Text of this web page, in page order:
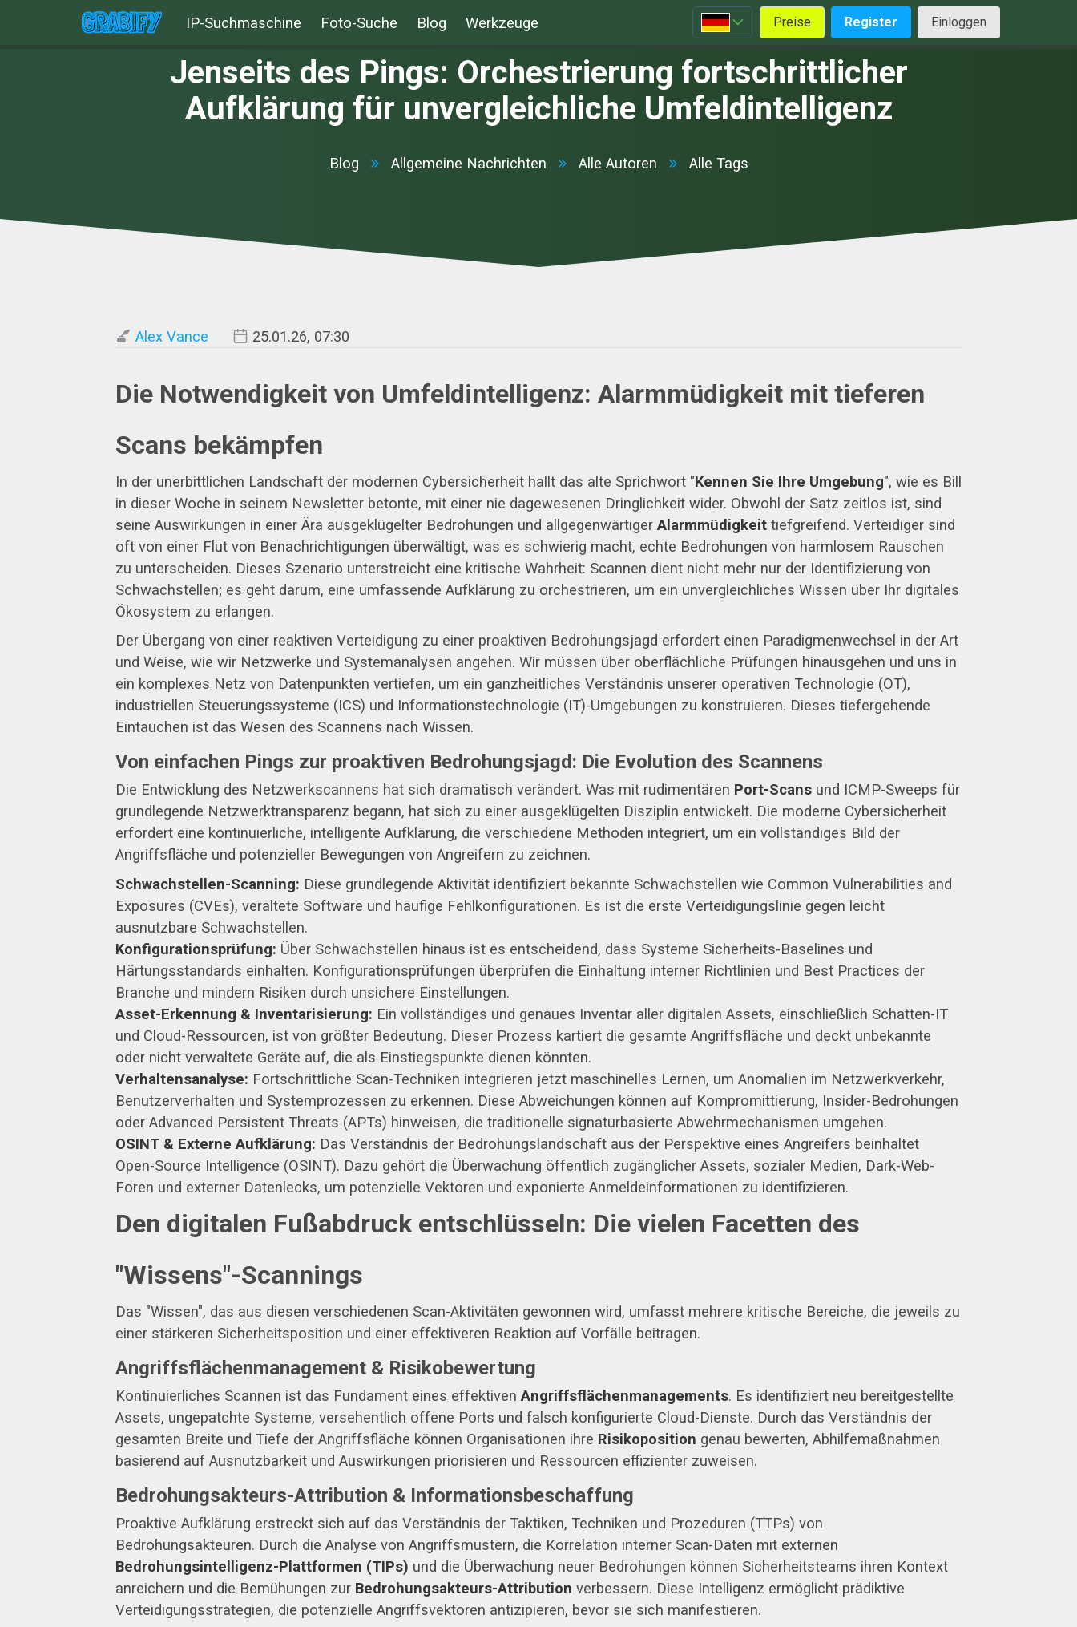
IP-Suchmaschine Foto-Suche Blog Werkzeuge Preise Register Einloggen
Jenseits des Pings: Orchestrierung fortschrittlicher
Aufklärung für unvergleichliche Umfeldintelligenz
Blog Allgemeine Nachrichten Alle Autoren Alle Tags
Alex Vance 25.01.26, 07:30
Die Notwendigkeit von Umfeldintelligenz: Alarmmüdigkeit mit tieferen
Scans bekämpfen
In der unerbittlichen Landschaft der modernen Cybersicherheit hallt das alte Sprichwort "Kennen Sie Ihre Umgebung", wie es Bill
in dieser Woche in seinem Newsletter betonte, mit einer nie dagewesenen Dringlichkeit wider. Obwohl der Satz zeitlos ist, sind
seine Auswirkungen in einer Ära ausgeklügelter Bedrohungen und allgegenwärtiger Alarmmüdigkeit tiefgreifend. Verteidiger sind
oft von einer Flut von Benachrichtigungen überwältigt, was es schwierig macht, echte Bedrohungen von harmlosem Rauschen
zu unterscheiden. Dieses Szenario unterstreicht eine kritische Wahrheit: Scannen dient nicht mehr nur der Identifizierung von
Schwachstellen; es geht darum, eine umfassende Aufklärung zu orchestrieren, um ein unvergleichliches Wissen über Ihr digitales
Ökosystem zu erlangen.
Der Übergang von einer reaktiven Verteidigung zu einer proaktiven Bedrohungsjagd erfordert einen Paradigmenwechsel in der Art
und Weise, wie wir Netzwerke und Systemanalysen angehen. Wir müssen über oberflächliche Prüfungen hinausgehen und uns in
ein komplexes Netz von Datenpunkten vertiefen, um ein ganzheitliches Verständnis unserer operativen Technologie (OT),
industriellen Steuerungssysteme (ICS) und Informationstechnologie (IT)-Umgebungen zu konstruieren. Dieses tiefergehende
Eintauchen ist das Wesen des Scannens nach Wissen.
Von einfachen Pings zur proaktiven Bedrohungsjagd: Die Evolution des Scannens
Die Entwicklung des Netzwerkscannens hat sich dramatisch verändert. Was mit rudimentären Port-Scans und ICMP-Sweeps für
grundlegende Netzwerktransparenz begann, hat sich zu einer ausgeklügelten Disziplin entwickelt. Die moderne Cybersicherheit
erfordert eine kontinuierliche, intelligente Aufklärung, die verschiedene Methoden integriert, um ein vollständiges Bild der
Angriffsfläche und potenzieller Bewegungen von Angreifern zu zeichnen.
Schwachstellen-Scanning: Diese grundlegende Aktivität identifiziert bekannte Schwachstellen wie Common Vulnerabilities and
Exposures (CVEs), veraltete Software und häufige Fehlkonfigurationen. Es ist die erste Verteidigungslinie gegen leicht
ausnutzbare Schwachstellen.
Konfigurationsprüfung: Über Schwachstellen hinaus ist es entscheidend, dass Systeme Sicherheits-Baselines und
Härtungsstandards einhalten. Konfigurationsprüfungen überprüfen die Einhaltung interner Richtlinien und Best Practices der
Branche und mindern Risiken durch unsichere Einstellungen.
Asset-Erkennung & Inventarisierung: Ein vollständiges und genaues Inventar aller digitalen Assets, einschließlich Schatten-IT
und Cloud-Ressourcen, ist von größter Bedeutung. Dieser Prozess kartiert die gesamte Angriffsfläche und deckt unbekannte
oder nicht verwaltete Geräte auf, die als Einstiegspunkte dienen könnten.
Verhaltensanalyse: Fortschrittliche Scan-Techniken integrieren jetzt maschinelles Lernen, um Anomalien im Netzwerkverkehr,
Benutzerverhalten und Systemprozessen zu erkennen. Diese Abweichungen können auf Kompromittierung, Insider-Bedrohungen
oder Advanced Persistent Threats (APTs) hinweisen, die traditionelle signaturbasierte Abwehrmechanismen umgehen.
OSINT & Externe Aufklärung: Das Verständnis der Bedrohungslandschaft aus der Perspektive eines Angreifers beinhaltet
Open-Source Intelligence (OSINT). Dazu gehört die Überwachung öffentlich zugänglicher Assets, sozialer Medien, Dark-Web-
Foren und externer Datenlecks, um potenzielle Vektoren und exponierte Anmeldeinformationen zu identifizieren.
Den digitalen Fußabdruck entschlüsseln: Die vielen Facetten des
"Wissens"-Scannings
Das "Wissen", das aus diesen verschiedenen Scan-Aktivitäten gewonnen wird, umfasst mehrere kritische Bereiche, die jeweils zu
einer stärkeren Sicherheitsposition und einer effektiveren Reaktion auf Vorfälle beitragen.
Angriffsflächenmanagement & Risikobewertung
Kontinuierliches Scannen ist das Fundament eines effektiven Angriffsflächenmanagements. Es identifiziert neu bereitgestellte
Assets, ungepatchte Systeme, versehentlich offene Ports und falsch konfigurierte Cloud-Dienste. Durch das Verständnis der
gesamten Breite und Tiefe der Angriffsfläche können Organisationen ihre Risikoposition genau bewerten, Abhilfemaßnahmen
basierend auf Ausnutzbarkeit und Auswirkungen priorisieren und Ressourcen effizienter zuweisen.
Bedrohungsakteurs-Attribution & Informationsbeschaffung
Proaktive Aufklärung erstreckt sich auf das Verständnis der Taktiken, Techniken und Prozeduren (TTPs) von
Bedrohungsakteuren. Durch die Analyse von Angriffsmustern, die Korrelation interner Scan-Daten mit externen
Bedrohungsintelligenz-Plattformen (TIPs) und die Überwachung neuer Bedrohungen können Sicherheitsteams ihren Kontext
anreichern und die Bemühungen zur Bedrohungsakteurs-Attribution verbessern. Diese Intelligenz ermöglicht prädiktive
Verteidigungsstrategien, die potenzielle Angriffsvektoren antizipieren, bevor sie sich manifestieren.